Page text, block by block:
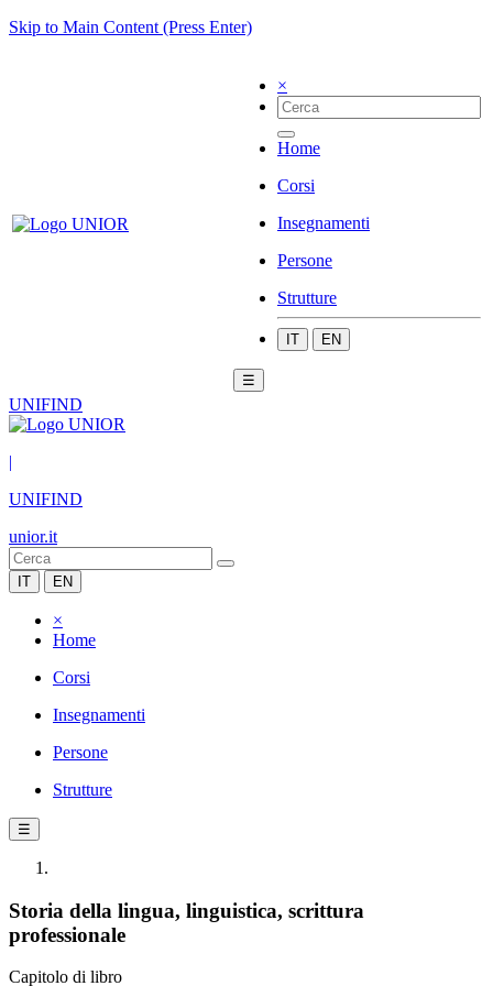
Skip to Main Content (Press Enter)
×
Home
Corsi
Insegnamenti
Persone
Strutture
IT EN
☰
UNIFIND
|
UNIFIND
unior.it
IT EN
×
Home
Corsi
Insegnamenti
Persone
Strutture
☰
Storia della lingua, linguistica, scrittura
professionale
Capitolo di libro